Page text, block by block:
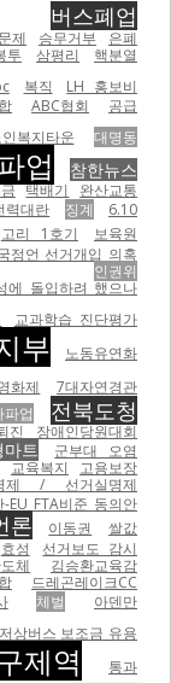
버스폐업
제 승무거부
은폐
투 삼평리
핵분열
복직
LH 홍보비
ABC협회 공급
복지타운
대명동
업 참한뉴스
택배기
완산교통
력대란 징계
6.10
고리 1호기
보육원
정언 선거개입 의혹
인권위
에 돌입하려 했으나
교과학습 진단평가
부 노동유연화
화제
7대자연경관
파업 전북도청
진
장애인당원대회
마트
군부대 오염
교육복지
고용보장
제 / 선거실명제
-EU FTA비준 동의안
론 이동권
쌀값
효성
선거보도 감시
체
김승환교육감
드레곤레이크CC
체벌 아덴만
저상버스 보조금 유용
제역
통과